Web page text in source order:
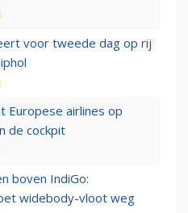
voor tweede dag op rij
Europese airlines op
de cockpit
boven IndiGo:
widebody-vloot weg